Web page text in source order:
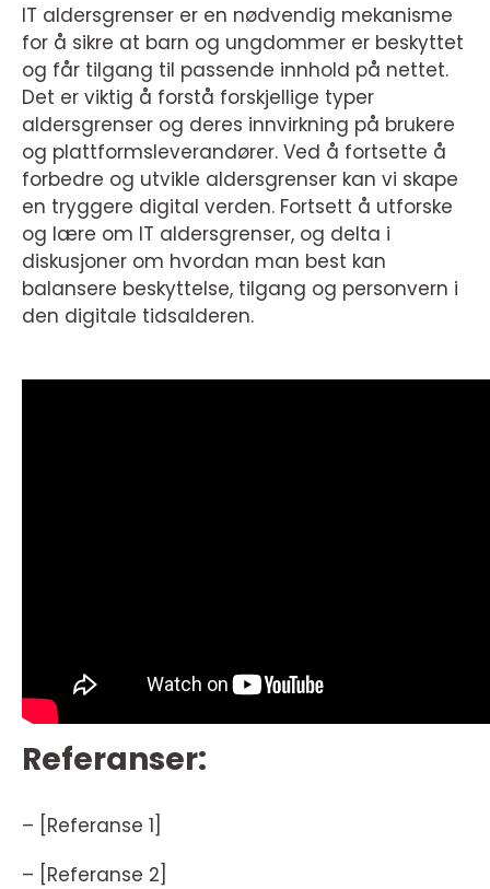
IT aldersgrenser er en nødvendig mekanisme
for å sikre at barn og ungdommer er beskyttet
og får tilgang til passende innhold på nettet.
Det er viktig å forstå forskjellige typer
aldersgrenser og deres innvirkning på brukere
og plattformsleverandører. Ved å fortsette å
forbedre og utvikle aldersgrenser kan vi skape
en tryggere digital verden. Fortsett å utforske
og lære om IT aldersgrenser, og delta i
diskusjoner om hvordan man best kan
balansere beskyttelse, tilgang og personvern i
den digitale tidsalderen.
Referanser:
– [Referanse 1]
– [Referanse 2]